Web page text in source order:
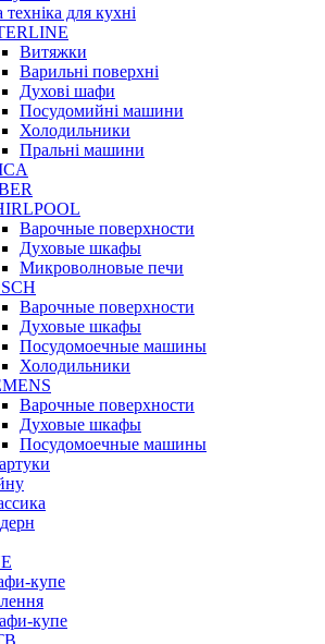
для кухні
Витяжки
Варильні поверхні
Духові шафи
Посудомийні машини
Холодильники
Пральні машини
Варочные поверхности
Духовые шкафы
Микроволновые печи
Варочные поверхности
Духовые шкафы
Посудомоечные машины
Холодильники
Варочные поверхности
Духовые шкафы
Посудомоечные машины
купе
купе